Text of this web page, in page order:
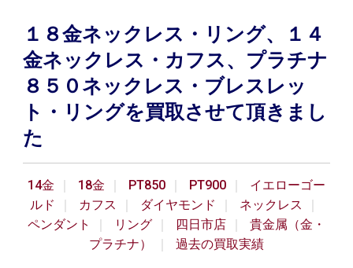
１８金ネックレス・リング、１４
金ネックレス・カフス、プラチナ
８５０ネックレス・ブレスレッ
ト・リングを買取させて頂きまし
た
14金 18金 PT850 PT900
イエローゴー
ルド
カフス ダイヤモンド
ネックレス
ペンダント
リング 四日市店
貴金属（金・
プラチナ）
過去の買取実績